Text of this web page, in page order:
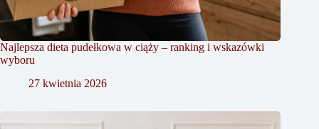
Najlepsza dieta pudełkowa w ciąży – ranking i wskazówki
wyboru
27 kwietnia 2026